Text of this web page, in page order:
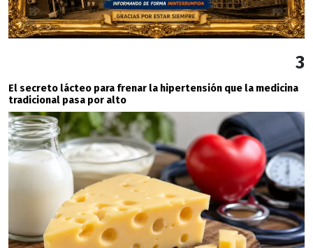
3
El secreto lácteo para frenar la hipertensión que la medicina
tradicional pasa por alto